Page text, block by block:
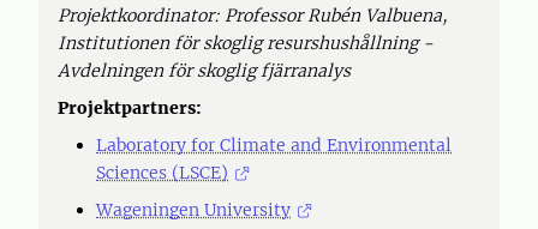
Projektkoordinator: Professor Rubén Valbuena,
Institutionen för skoglig resurshushållning -
Avdelningen för skoglig fjärranalys
Projektpartners:
Laboratory for Climate and Environmental
Sciences (LSCE)
Wageningen University